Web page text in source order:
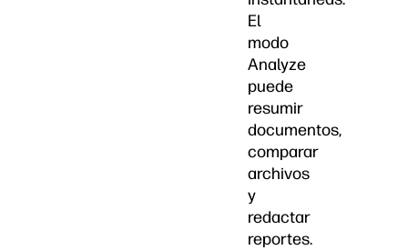
El
modo
Analyze
puede
resumir
documentos,
comparar
archivos
y
redactar
reportes.